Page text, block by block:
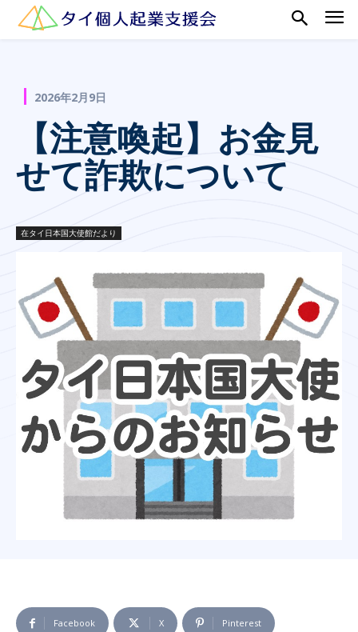
2026年2月9日
【注意喚起】お金見
せて詐欺について
在タイ日本国大使館だより
Facebook X Pinterest